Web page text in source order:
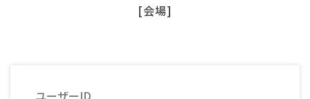
[会場]